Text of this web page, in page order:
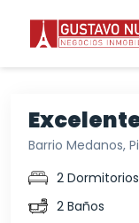
Barrio Medanos,
2 Dormitorios
2 Baños